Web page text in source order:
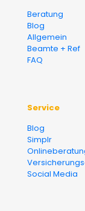
Beratung
Blog
Allgemein
Beamte + Ref
FAQ
Service
Blog
Simplr
Social Media